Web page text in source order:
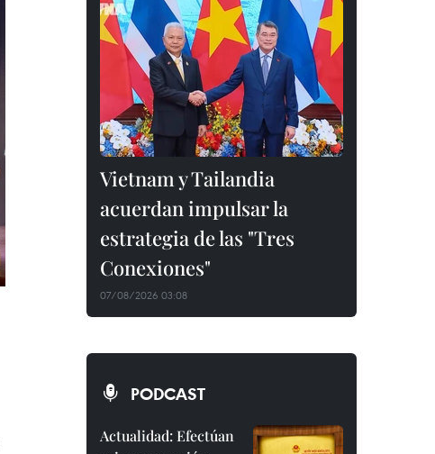
Vietnam y Tailandia
acuerdan impulsar la
estrategia de las "Tres
Conexiones"
07/08/2026 03:08
PODCAST
Actualidad: Efectúan